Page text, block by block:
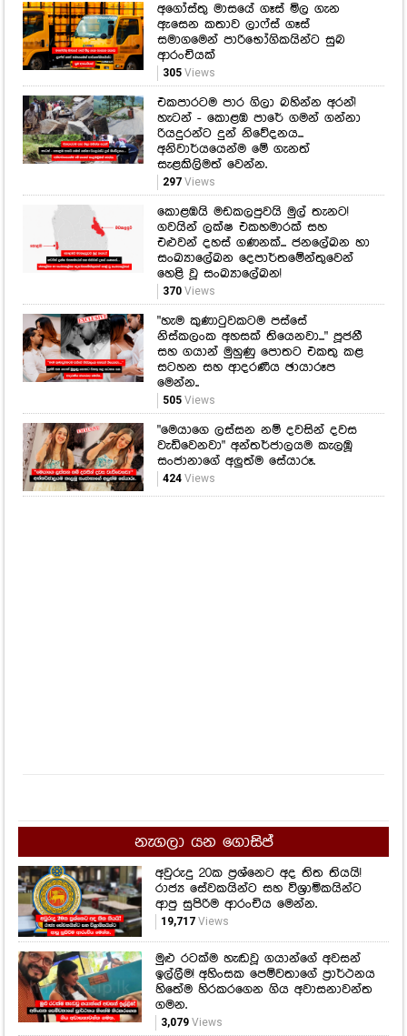
අගෝස්තු මාසයේ ගෑස් මිල ගැන
ඇසෙන කතාව ලාෆ්ස් ගෑස්
සමාගමෙන් පාරිභෝගිකයින්ට සුබ
ආරංචියක්
305Views
එකපාරටම පාර ගිලා බහින්න අරන්!
හැටන් - කොළඹ පාරේ ගමන් ගන්නා
රියදුරන්ට දුන් නිවේදනය...
අනිවාර්යයෙන්ම මේ ගැනත්
සැළකිලිමත් වෙන්න.
297Views
කොළඹයි මඩකලපුවයි මුල් තැනට!
ගවයින් ලක්ෂ එකහමාරක් සහ
එළුවන් දහස් ගණනක්... ජනලේඛන හා
සංඛ්‍යාලේඛන දෙපාර්තමේන්තුවෙන්
හෙළි වූ සංඛ්‍යාලේඛන!
370Views
"හැම කුණාටුවකටම පස්සේ
නිස්කලංක අහසක් තියෙනවා..." පූජනී
සහ ගයාන් මුහුණු පොතට එකතු කළ
සටහන සහ ආදරණීය ඡායාරූප
මෙන්න..
505Views
"මෙයාගෙ ලස්සන නම් දවසින් දවස
වැඩිවෙනවා" අන්තර්ජාලයම කැලඹූ
සංජානාගේ අලුත්ම සේයාරූ.
424Views
නැගලා යන ගොසිප්
අවුරුදු 20ක ප්‍රශ්නෙට අද තිත තියයි!
රාජ්‍ය සේවකයින්ට සහ විශ්‍රාමිකයින්ට
ආපු සුපිරිම ආරංචිය මෙන්න.
19,717Views
මුළු රටක්ම හැඬවූ ගයාන්ගේ අවසන්
ඉල්ලීම! අහිංසක පෙම්වතාගේ ප්‍රාර්ථනය
හිතේම හිරකරගෙන ගිය අවාසනාවන්ත
ගමන.
3,079Views